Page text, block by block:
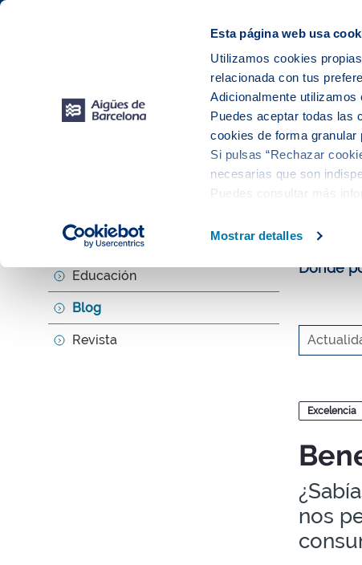
Esta página web usa
Utilizamos cookies
relacionada con tus
Adicionalmente
Puedes aceptar todas las
cookies de forma granular
Si pulsas “Rechazar
necesarias que son
Puedes consultar más
Mostrar detalles
Tu
Agenda
Educación
Blog
Revista
Explora,
Donde
Blogs
Excelencia
nos